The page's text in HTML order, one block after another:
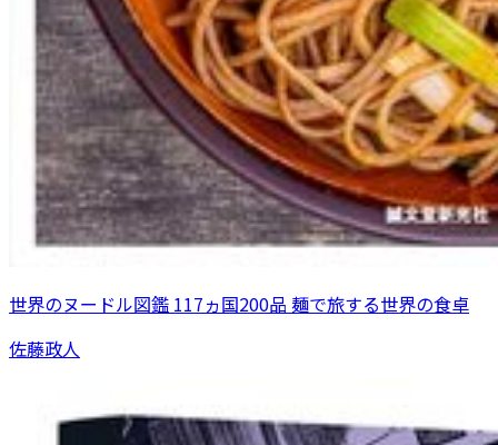
世界のヌードル図鑑 117ヵ国200品 麺で旅する世界の食卓
佐藤政人